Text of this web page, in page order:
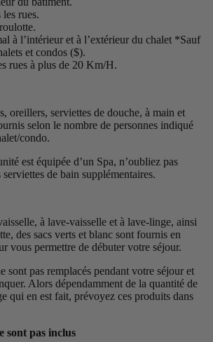
les rues.
à l’intérieur et à l’extérieur du chalet *Sauf
et condos ($).
rues à plus de 20 Km/H.
oreillers, serviettes de douche, à main et
selon le nombre de personnes indiqué
condo.
est équipée d’un Spa, n’oubliez pas
serviettes de bain supplémentaires.
à lave-vaisselle et à lave-linge, ainsi
des sacs verts et blanc sont fournis en
vous permettre de débuter votre séjour.
sont pas remplacés pendant votre séjour et
Alors dépendamment de la quantité de
qui en est fait, prévoyez ces produits dans
sont pas inclus